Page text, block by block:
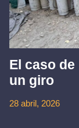
El caso
un giro
28 abril, 2026